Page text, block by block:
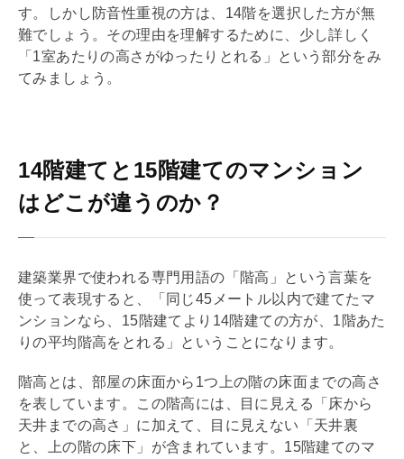
す。しかし防音性重視の方は、14階を選択した方が無
難でしょう。その理由を理解するために、少し詳しく
「1室あたりの高さがゆったりとれる」という部分をみ
てみましょう。
14階建てと15階建てのマンション
はどこが違うのか？
建築業界で使われる専門用語の「階高」という言葉を
使って表現すると、「同じ45メートル以内で建てたマ
ンションなら、15階建てより14階建ての方が、1階あた
りの平均階高をとれる」ということになります。
階高とは、部屋の床面から1つ上の階の床面までの高さ
を表しています。この階高には、目に見える「床から
天井までの高さ」に加えて、目に見えない「天井裏
と、上の階の床下」が含まれています。15階建てのマ